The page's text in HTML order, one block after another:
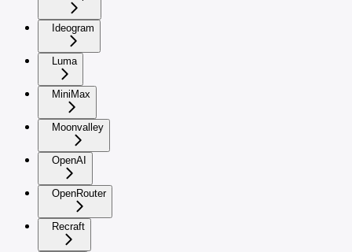
Ideogram
Luma
MiniMax
Moonvalley
OpenAI
OpenRouter
Recraft